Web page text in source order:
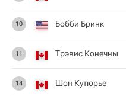
10 Бобби Бринк
11 Трэвис Конечны
14 Шон Кутюрье